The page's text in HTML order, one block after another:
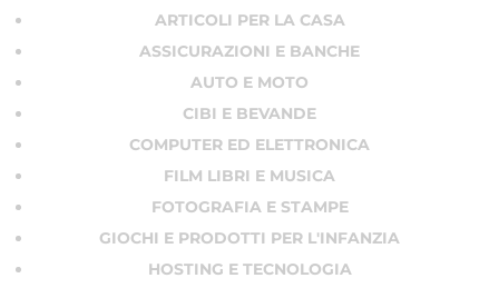
ARTICOLI PER LA CASA
ASSICURAZIONI E BANCHE
AUTO E MOTO
CIBI E BEVANDE
COMPUTER ED ELETTRONICA
FILM LIBRI E MUSICA
FOTOGRAFIA E STAMPE
GIOCHI E PRODOTTI PER L'INFANZIA
HOSTING E TECNOLOGIA